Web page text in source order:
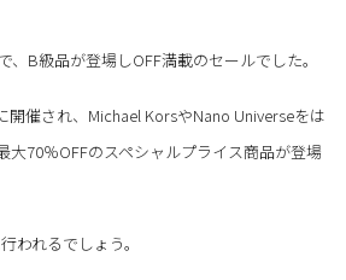
、B級品が登場しOFF満載のセールでした。
開催され、Michael KorsやNano Universeをは
大70％OFFのスペシャルプライス商品が登場
われるでしょう。